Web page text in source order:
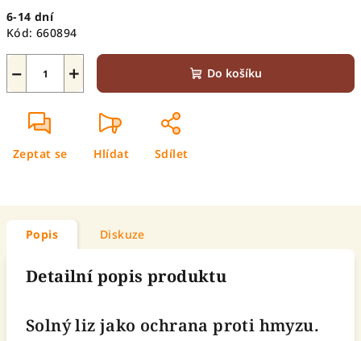
cena:
6-14 dní
Kód: 660894
+
− Do košíku
Zeptat se Hlídat Sdílet
Popis Diskuze
Detailní popis produktu
Solný liz jako ochrana proti hmyzu.